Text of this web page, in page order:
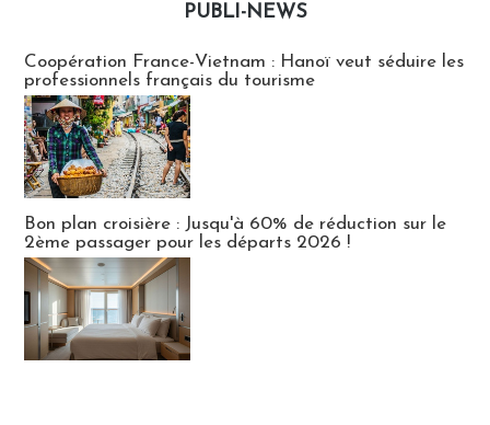
PUBLI-NEWS
Coopération France-Vietnam : Hanoï veut séduire les
professionnels français du tourisme
Bon plan croisière : Jusqu'à 60% de réduction sur le
2ème passager pour les départs 2026 !